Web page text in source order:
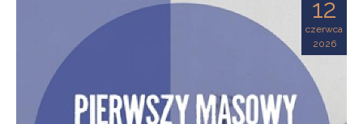
12
czerwca
2026